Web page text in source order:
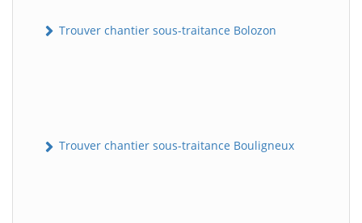
Trouver chantier sous-traitance Bolozon
Trouver chantier sous-traitance Bouligneux